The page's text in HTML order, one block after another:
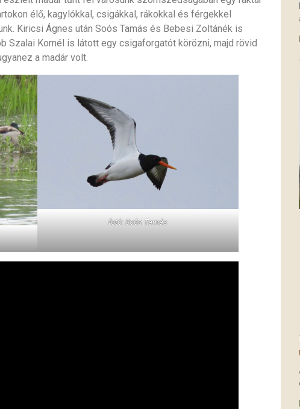
élő, kagylókkal, csigákkal, rákokkal és férgekkel
Kiricsi Ágnes után Soós Tamás és Bebesi Zoltánék is
Szalai Kornél is látott egy csigaforgatót körözni, majd rövid
a madár volt.
fotó: Soós Tamás